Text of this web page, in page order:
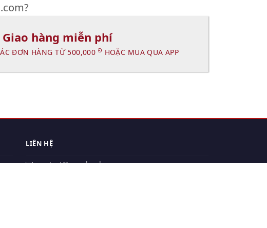
Giao hàng miễn phí
ĐƠN HÀNG TỪ 500,000 Đ HOẶC MUA QUA APP
LIÊN HỆ
contact@xuanhanh.vn